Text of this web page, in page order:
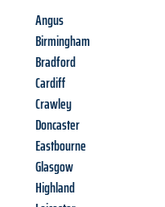
Angus
Birmingham
Bradford
Cardiff
Crawley
Doncaster
Eastbourne
Glasgow
Highland